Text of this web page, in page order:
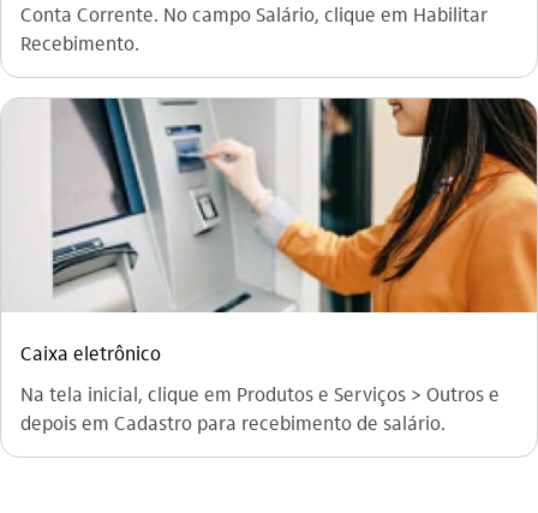
Conta Corrente. No campo Salário, clique em Habilitar
Recebimento.
Caixa eletrônico
Na tela inicial, clique em Produtos e Serviços > Outros e
depois em Cadastro para recebimento de salário.